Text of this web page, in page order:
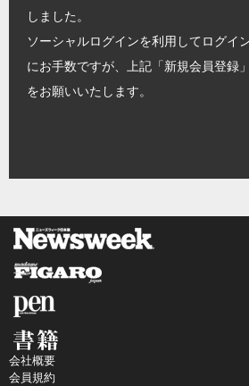
しました。
ソーシャルログインを利用してログイ
にお手数ですが、上記「新規会員登録
をお願いいたします。
会社概要
会員規約